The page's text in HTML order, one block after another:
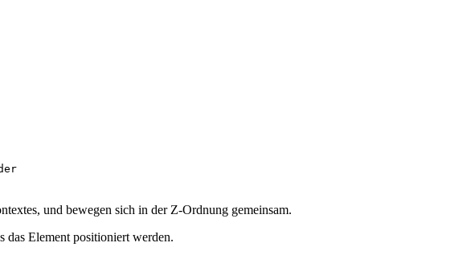
und bewegen sich in der Z-Ordnung gemeinsam.
das Element positioniert werden.